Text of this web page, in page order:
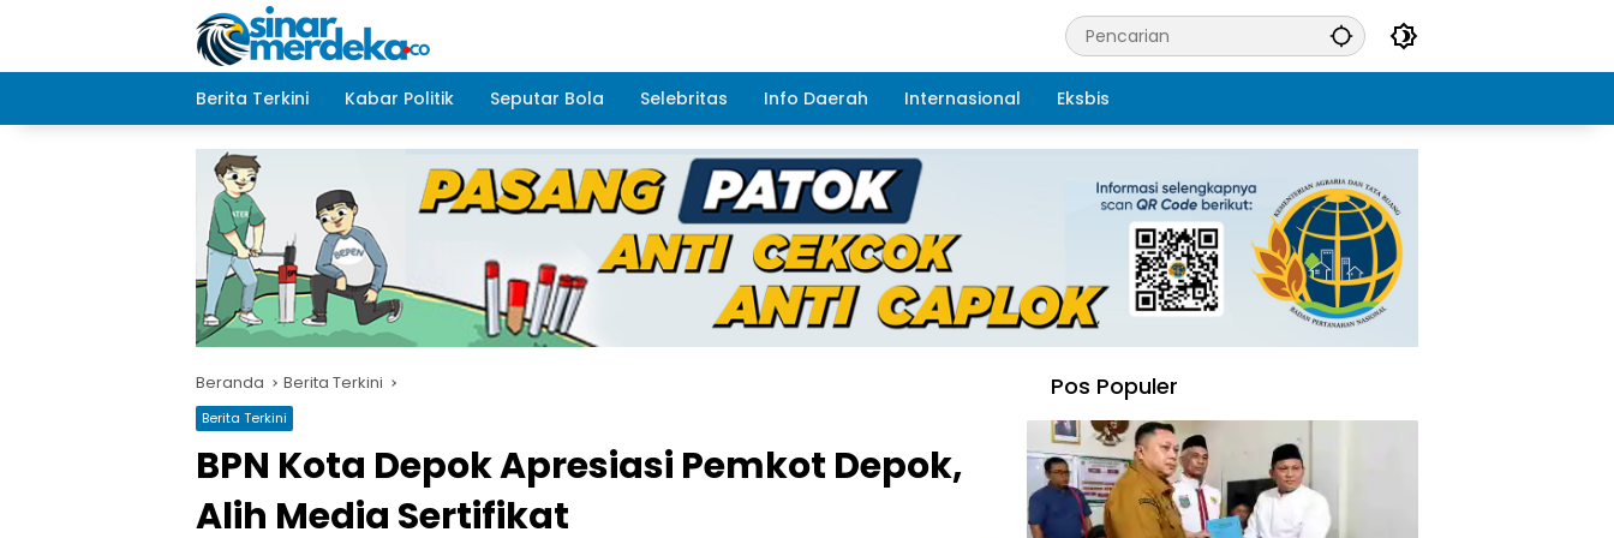
Berita Terkini
Kabar Politik Seputar Bola Selebritas Info Daerah Internasional Eksbis
Beranda Berita Terkini
Berita Terkini
BPN Kota Depok Apresiasi Pemkot Depok,
Alih Media Sertifikat
Pos Populer